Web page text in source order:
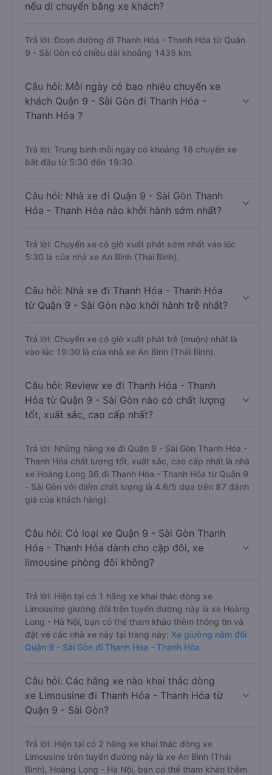
nếu di chuyển bằng xe khách?
Trả lời: Đoạn đường đi Thanh Hóa - Thanh Hóa từ Quận
9 - Sài Gòn có chiều dài khoảng 1435 km.
Câu hỏi: Mỗi ngày có bao nhiêu chuyến xe
khách Quận 9 - Sài Gòn đi Thanh Hóa -
Thanh Hóa ?
Trả lời: Trung bình mỗi ngày có khoảng 18 chuyến xe
bắt đầu từ 5:30 đến 19:30.
Câu hỏi: Nhà xe đi Quận 9 - Sài Gòn Thanh
Hóa - Thanh Hóa nào khởi hành sớm nhất?
Trả lời: Chuyến xe có giờ xuất phát sớm nhất vào lúc
5:30 là của nhà xe An Bình (Thái Bình).
Câu hỏi: Nhà xe đi Thanh Hóa - Thanh Hóa
từ Quận 9 - Sài Gòn nào khởi hành trễ nhất?
Trả lời: Chuyến xe có giờ xuất phát trễ (muộn) nhất là
vào lúc 19:30 là của nhà xe An Bình (Thái Bình).
Câu hỏi: Review xe đi Thanh Hóa - Thanh
Hóa từ Quận 9 - Sài Gòn nào có chất lượng
tốt, xuất sắc, cao cấp nhất?
Trả lời: Những hãng xe đi Quận 9 - Sài Gòn Thanh Hóa -
Thanh Hóa chất lượng tốt, xuất sắc, cao cấp nhất là nhà
xe Hoàng Long 36 đi Thanh Hóa - Thanh Hóa từ Quận 9
- Sài Gòn với điểm chất lượng là 4.6/5 dựa trên 87 đánh
giá của khách hàng).
Câu hỏi: Có loại xe Quận 9 - Sài Gòn Thanh
Hóa - Thanh Hóa dành cho cặp đôi, xe
limousine phòng đôi không?
Trả lời: Hiện tại có 1 hãng xe khai thác dòng xe
Limousine giường đôi trên tuyến đường này là xe Hoàng
Long - Hà Nội, bạn có thể tham khảo thêm thông tin và
đặt vé các nhà xe này tại trang này: Xe giường nằm đôi
Quận 9 - Sài Gòn đi Thanh Hóa - Thanh Hóa
Câu hỏi: Các hãng xe nào khai thác dòng
xe Limousine đi Thanh Hóa - Thanh Hóa từ
Quận 9 - Sài Gòn?
Trả lời: Hiện tại có 2 hãng xe khai thác dòng xe
Limousine trên tuyến đường này là xe An Bình (Thái
Bình), Hoàng Long - Hà Nội, bạn có thể tham khảo thêm